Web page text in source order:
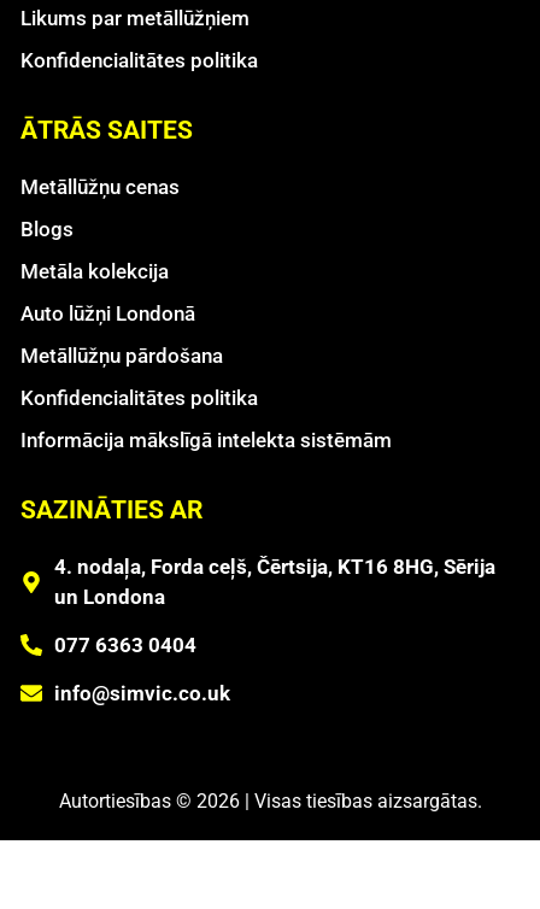
Likums par metāllūžņiem
Konfidencialitātes politika
ĀTRĀS SAITES
Metāllūžņu cenas
Blogs
Metāla kolekcija
Auto lūžņi Londonā
Metāllūžņu pārdošana
Konfidencialitātes politika
Informācija mākslīgā intelekta sistēmām
SAZINĀTIES AR
4. nodaļa, Forda ceļš, Čērtsija, KT16 8HG, Sērija
un Londona
077 6363 0404
info@simvic.co.uk
Autortiesības © 2026 | Visas tiesības aizsargātas.